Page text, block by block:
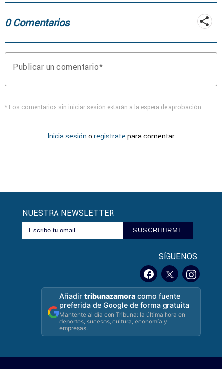
0 Comentarios
Publicar un comentario
* Los comentarios sin iniciar sesión estarán a la espera de aprobación
Inicia sesión o registrate para comentar
NUESTRA NEWSLETTER
SUSCRIBIRME
SÍGUENOS
Añadirtribunazamora como fuente
preferida de Google de forma gratuita
Mantente al día con Tribuna: la última hora en
deportes, sucesos, cultura, economía y
empresas.